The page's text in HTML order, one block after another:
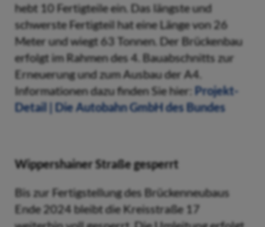
hebt 10 Fertigteile ein. Das längste und
schwerste Fertigteil hat eine Länge von 26
Meter und wiegt 63 Tonnen. Der Brückenbau
erfolgt im Rahmen des 4. Bauabschnitts zur
Erneuerung und zum Ausbau der A4.
Informationen dazu finden Sie hier: Projekt-
Detail | Die Autobahn GmbH des Bundes
Wippershainer Straße gesperrt
Bis zur Fertigstellung des Brückenneubaus
Ende 2024 bleibt die Kreisstraße 17